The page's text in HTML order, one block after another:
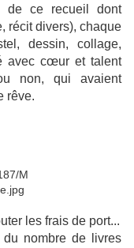
de ce recueil dont
récit divers), chaque
dessin, collage,
avec cœur et talent
non, qui avaient
rêve.
les frais de port...
nombre de livres